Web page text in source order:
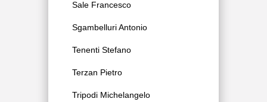
Sale Francesco
Sgambelluri Antonio
Tenenti Stefano
Terzan Pietro
Tripodi Michelangelo